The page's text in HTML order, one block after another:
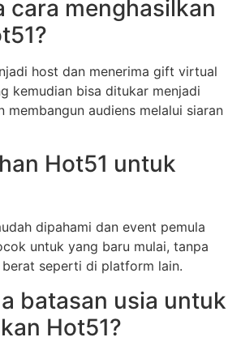
cara menghasilkan
host dan menerima gift virtual
kemudian bisa ditukar menjadi
membangun audiens melalui siaran
Hot51 untuk
dipahami dan event pemula
untuk yang baru mulai, tanpa
seperti di platform lain.
batasan usia untuk
Hot51?